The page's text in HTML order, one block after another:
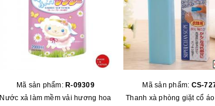
Mã sản phẩm: R-09309
Nước xả làm mềm vải hương hoa
Mã sản phẩm: CS-
Thanh xà phòng giặt cổ